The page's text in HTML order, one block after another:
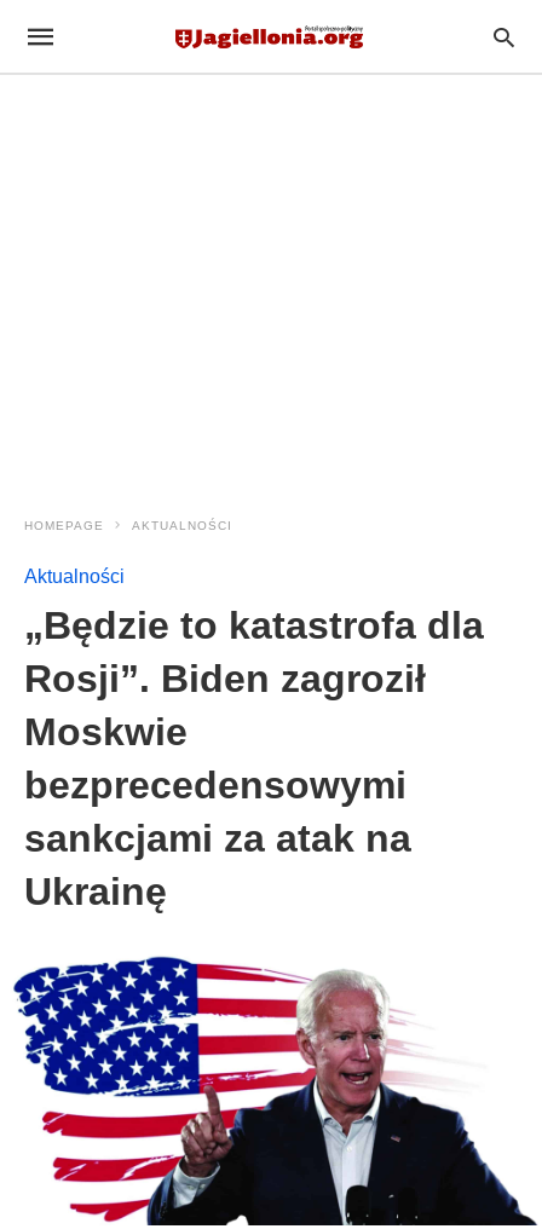
HOMEPAGE AKTUALNOŚCI
Aktualności
„Będzie to katastrofa dla
Rosji”. Biden zagroził
Moskwie
bezprecedensowymi
sankcjami za atak na
Ukrainę